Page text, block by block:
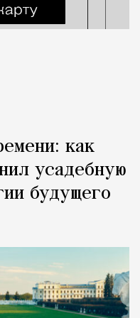
как
усадебную
будущего